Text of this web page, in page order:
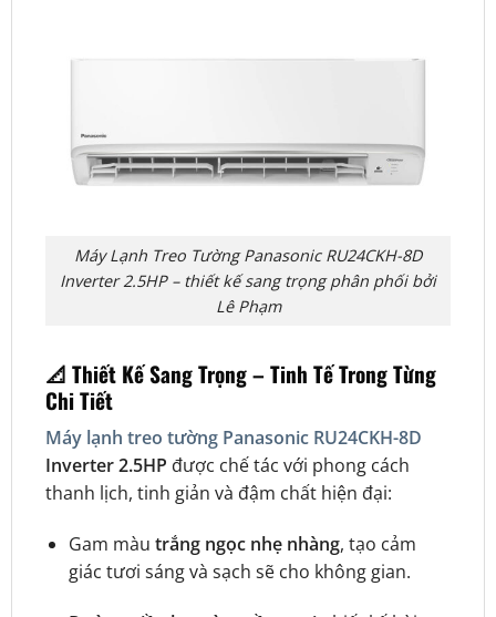
Máy Lạnh Treo Tường Panasonic RU24CKH-8D
Inverter 2.5HP – thiết kế sang trọng phân phối bởi
Lê Phạm
📐 Thiết Kế Sang Trọng – Tinh Tế Trong Từng
Chi Tiết
Máy lạnh treo tường Panasonic RU24CKH-8D
Inverter 2.5HP được chế tác với phong cách
thanh lịch, tinh giản và đậm chất hiện đại:
Gam màu trắng ngọc nhẹ nhàng, tạo cảm
giác tươi sáng và sạch sẽ cho không gian.